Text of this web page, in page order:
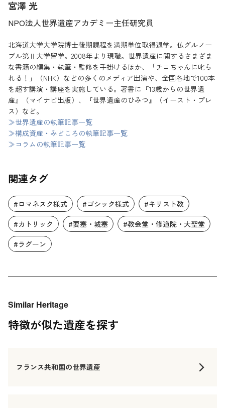
宮澤 光
NPO法人世界遺産アカデミー主任研究員
北海道大学大学院博士後期課程を満期単位取得退学。仏グルノー
ブル第Ⅱ大学留学。2008年より現職。世界遺産に関するさまざま
な書籍の編集・執筆・監修を手掛けるほか、「チコちゃんに叱ら
れる！」（NHK）などの多くのメディア出演や、全国各地で100本
を超す講演・講座を実施している。著書に『13歳からの世界遺
産』（マイナビ出版）、『世界遺産のひみつ』（イースト・プレ
ス）など。
≫世界遺産の執筆記事一覧
≫構成資産・みどころの執筆記事一覧
≫コラムの執筆記事一覧
関連タグ
#ロマネスク様式 #ゴシック様式
#キリスト教
#カトリック
#要塞・城塞
#教会堂・修道院・大聖堂
#ラグーン
Similar Heritage
特徴が似た遺産を探す
フランス共和国の世界遺産